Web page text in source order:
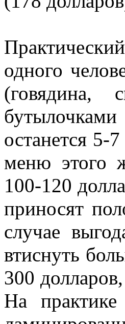
одного
(говядина,
останется
меню этого
100-120
приносят
случае
втиснуть
300
На